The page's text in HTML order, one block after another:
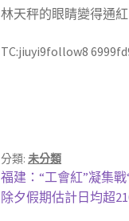
林天秤的眼睛變得通
TC:jiuyi9follow8
分類:未分類
文
章
上
一
福建：“工會紅”凝集
下
除夕假期估計日均超